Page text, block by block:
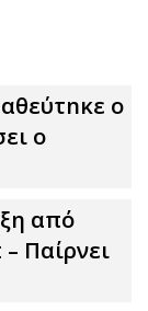
ο
ο
από
Παίρνει